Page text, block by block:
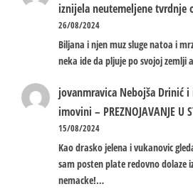
iznijela neutemeljene tvrdnje
26/08/2024
Biljana i njen muz sluge natoa i
neka ide da pljuje po svojoj zemlji
jovanmravica Nebojša Drinić
imovini – PREZNOJAVANJE U
15/08/2024
Kao drasko jelena i vukanovic
sam posten plate redovno dolaze
nemacke!…